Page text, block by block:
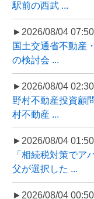
駅前の西武 ...
►2026/08/04 07:50
国土交通省不動産
の検討会 ...
►2026/08/04 02:30
野村不動産投資顧
村不動産 ...
►2026/08/04 01:50
「相続税対策で
父が選択した ...
►2026/08/04 00:50